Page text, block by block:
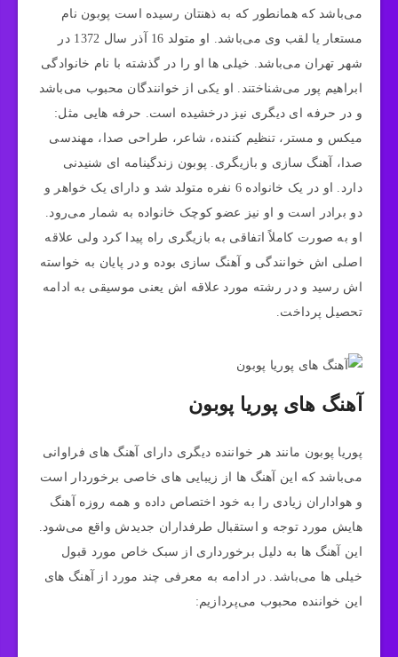
می‌باشد که همانطور که به ذهنتان رسیده است پوبون نام
مستعار یا لقب وی می‌باشد. او متولد 16 آذر سال 1372 در
شهر تهران می‌باشد. خیلی ها او را در گذشته با نام خانوادگی
ابراهیم پور می‌شناختند. او یکی از خوانندگان محبوب می‌باشد
و در حرفه ای دیگری نیز درخشیده است. حرفه هایی مثل:
میکس و مستر، تنظیم کننده، شاعر، طراحی صدا، مهندسی
صدا، آهنگ سازی و بازیگری. پوبو‌‌ن زندگینامه ای شنیدنی
دارد. او در یک خانواده 6 نفره متولد شد و دارای یک خواهر و
دو برادر است و او نیز عضو کوچک خانواده به شمار می‌رود.
او به صورت کاملاً اتفاقی به بازیگری راه پیدا کرد ولی علاقه
اصلی اش خوانندگی و آهنگ سازی بوده و در پایان به خواسته
اش رسید و در رشته مورد علاقه اش یعنی موسیقی به ادامه
تحصیل پرداخت.
آهنگ های پوریا پوبون
پوریا پوبون مانند هر خواننده دیگری دارای آهنگ های فراوانی
می‌باشد که این آهنگ ها از زیبایی های خاصی برخوردار است
و هواداران زیادی را به خود اختصاص داده و همه روزه آهنگ
هایش مورد توجه و استقبال طرفداران جدیدش واقع می‌شود.
این آهنگ ها به دلیل برخورداری از سبک خاص مورد قبول
خیلی ها می‌باشد. در ادامه به معرفی چند مورد از آهنگ های
این خواننده محبوب می‌پردازیم: